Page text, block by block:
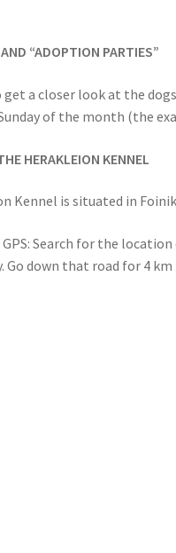
“ADOPTION PARTIES”
a closer look at the
of the month (the
HERAKLEION KENNEL
Kennel is situated in
GPS: Search for the
Go down that road for 4